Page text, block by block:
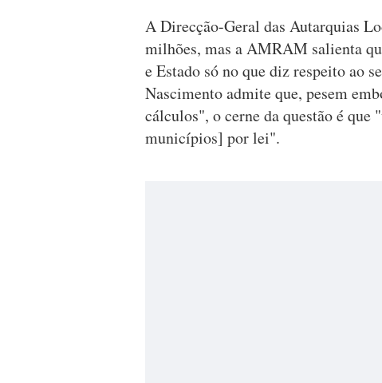
A Direcção-Geral das Autarquias
milhões, mas a AMRAM salienta
e Estado só no que diz respeito ao
Nascimento admite que, pesem
cálculos", o cerne da questão é que
municípios] por lei".